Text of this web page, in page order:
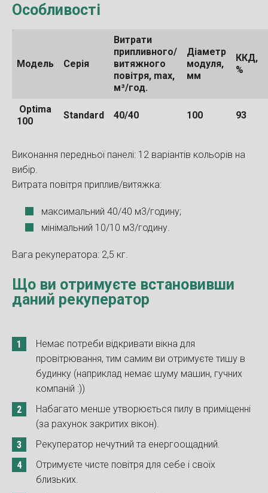
Особливості
Модель Серія
Витрати
припливного/
витяжного
повітря, max,
м³/год.
Діаметр
модуля,
мм
ККД,
%
Optima
100
Standard 40/40 100 93
Виконання передньої панелі: 12 варіантів кольорів на
вибір.
Витрата повітря приплив/витяжка:
максимальний 40/40 м3/годину;
мінімальний 10/10 м3/годину.
Вага рекуператора: 2,5 кг.
Що ви отримуєте встановивши
даний рекуператор
Немає потреби відкривати вікна для
провітрювання, тим самим ви отримуєте тишу в
будинку (наприклад немає шуму машин, гучних
компаній :))
Набагато менше утворюється пилу в приміщенні
(за рахунок закритих вікон).
Рекуператор нечутний та енергоощадний.
Отримуєте чисте повітря для себе і своїх
близьких.